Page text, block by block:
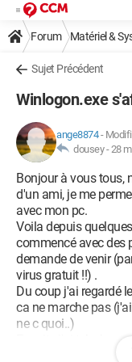
Forum Matériel &
Sujet Précédent
Winlogon.exe
ange8874-
dousey -28
Bonjour à vous tous,
d'un ami, je me
avec mon pc.
Voila depuis
commencé avec des
demande de venir
virus gratuit !!) .
Du coup j'ai regardé
ca ne marche pas
ne c quoi..)
Ensuite j'ai
est installé